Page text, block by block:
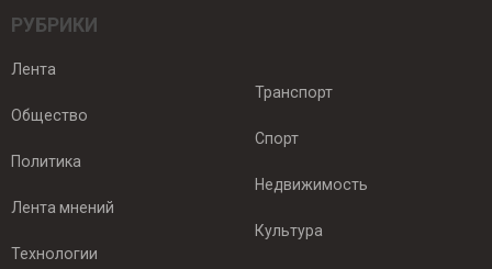
РУБРИКИ
Лента
Общество
Политика
Лента мнений
Технологии
Транспорт
Спорт
Недвижимость
Культура